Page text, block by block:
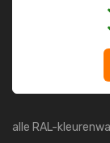
alle RAL-